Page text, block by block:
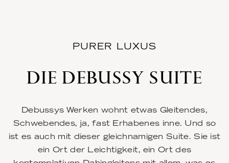
PURER LUXUS
DIE DEBUSSY SUITE
Debussys Werken wohnt etwas Gleitendes,
Schwebendes, ja, fast Erhabenes inne. Und so
ist es auch mit dieser gleichnamigen Suite. Sie ist
ein Ort der Leichtigkeit, ein Ort des